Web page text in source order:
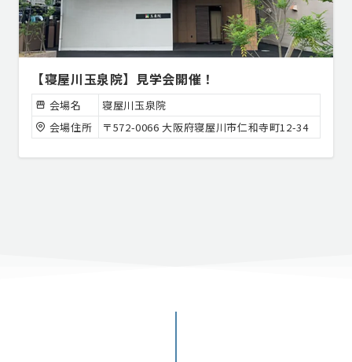
【寝屋川玉泉院】見学会開催！
会場名
寝屋川玉泉院
会場住所
〒572-0066 大阪府寝屋川市仁和寺町12-34